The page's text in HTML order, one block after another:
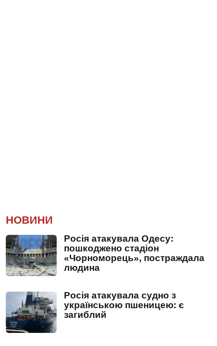
НОВИНИ
Росія атакувала Одесу:
пошкоджено стадіон
«Чорноморець», постраждала
людина
Росія атакувала судно з
українською пшеницею: є
загиблий